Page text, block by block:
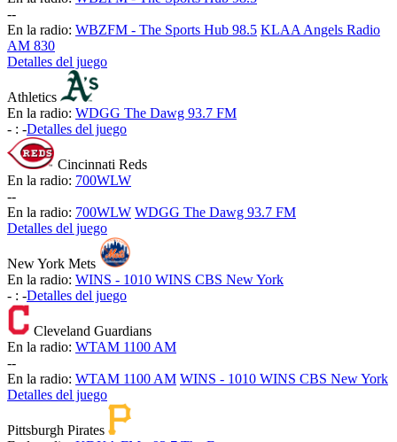
--
En la radio: WBZFM - The Sports Hub 98.5 KLAA Angels Radio
AM 830
Detalles del juego
Athletics
En la radio: WDGG The Dawg 93.7 FM
- : -Detalles del juego
Cincinnati Reds
En la radio: 700WLW
--
En la radio: 700WLW WDGG The Dawg 93.7 FM
Detalles del juego
New York Mets
En la radio: WINS - 1010 WINS CBS New York
- : -Detalles del juego
Cleveland Guardians
En la radio: WTAM 1100 AM
--
En la radio: WTAM 1100 AM WINS - 1010 WINS CBS New York
Detalles del juego
Pittsburgh Pirates